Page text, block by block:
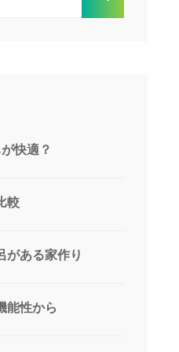
快適？
較
がある家作り
能性から